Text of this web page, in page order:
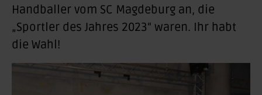
Handballer vom SC Magdeburg an, die
„Sportler des Jahres 2023“ waren. Ihr habt
die Wahl!